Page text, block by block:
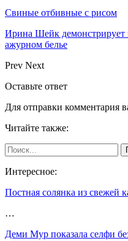
Свиные отбивные с рисом
Ирина Шейк
ажурном белье
Prev Next
Оставьте ответ
Для отправки комментария
Читайте также:
Интересное:
Постная солянка из свежей
…
Деми Мур показала селфи